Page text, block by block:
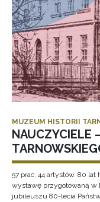
MUZEUM HISTORII
NAUCZYCIELE
57 prac. 44 artystów. 80
wystawę przygotowaną w
jubileuszu 80-lecia